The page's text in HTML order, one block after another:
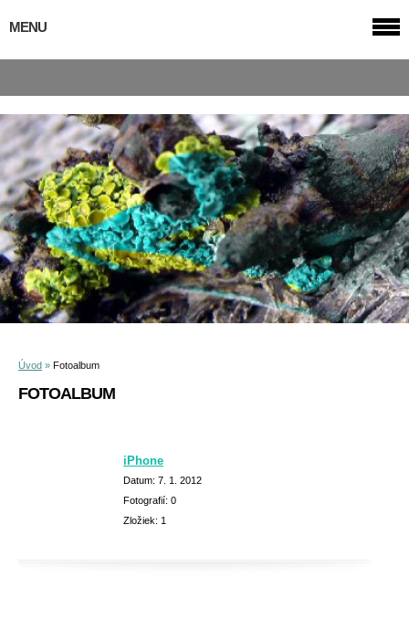
Úvod » Fotoalbum
FOTOALBUM
iPhone
Datum: 7. 1. 2012
Fotografií: 0
Zložiek: 1
MENU